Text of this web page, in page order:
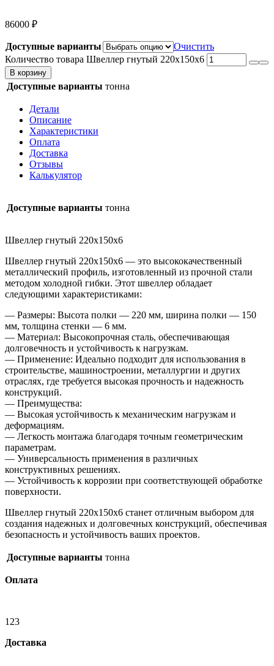
86000 ₽
Доступные варианты
Очистить
Количество товара Швеллер гнутый 220х150х6
В корзину
Доступные варианты тонна
Детали
Описание
Характеристики
Оплата
Доставка
Отзывы
Калькулятор
Доступные варианты тонна
Швеллер гнутый 220х150х6
Швеллер гнутый 220х150х6 — это высококачественный
металлический профиль, изготовленный из прочной стали
методом холодной гибки. Этот швеллер обладает
следующими характеристиками:
— Размеры: Высота полки — 220 мм, ширина полки — 150
мм, толщина стенки — 6 мм.
— Материал: Высокопрочная сталь, обеспечивающая
долговечность и устойчивость к нагрузкам.
— Применение: Идеально подходит для использования в
строительстве, машиностроении, металлургии и других
отраслях, где требуется высокая прочность и надежность
конструкций.
— Преимущества:
— Высокая устойчивость к механическим нагрузкам и
деформациям.
— Легкость монтажа благодаря точным геометрическим
параметрам.
— Универсальность применения в различных
конструктивных решениях.
— Устойчивость к коррозии при соответствующей обработке
поверхности.
Швеллер гнутый 220х150х6 станет отличным выбором для
создания надежных и долговечных конструкций, обеспечивая
безопасность и устойчивость ваших проектов.
Доступные варианты тонна
Оплата
123
Доставка